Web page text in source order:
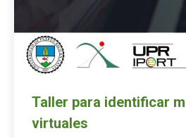
Taller para identificar
virtuales